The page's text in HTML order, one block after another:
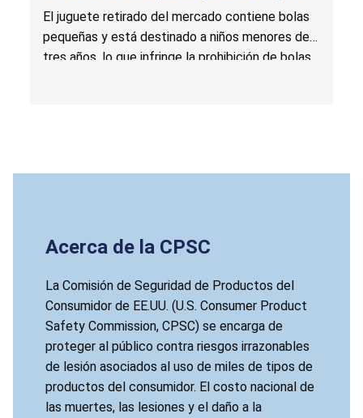
muerte por asfixia; infringen la prohibición de
bolas pequeñas; vendidos en Amazon por
Temitoys
El juguete retirado del mercado contiene bolas
pequeñas y está destinado a niños menores de
tres años, lo que infringe la prohibición de bolas
Acerca de la CPSC
La Comisión de Seguridad de Productos del
Consumidor de EE.UU. (U.S. Consumer Product
Safety Commission, CPSC) se encarga de
proteger al público contra riesgos irrazonables
de lesión asociados al uso de miles de tipos de
productos del consumidor. El costo nacional de
las muertes, las lesiones y el daño a la